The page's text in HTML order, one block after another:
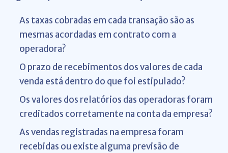
As taxas cobradas em cada transação são as
mesmas acordadas em contrato com a
operadora?
O prazo de recebimentos dos valores de cada
venda está dentro do que foi estipulado?
Os valores dos relatórios das operadoras foram
creditados corretamente na conta da empresa?
As vendas registradas na empresa foram
recebidas ou existe alguma previsão de